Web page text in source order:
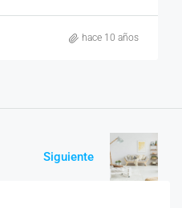
hace 10 años
Siguiente